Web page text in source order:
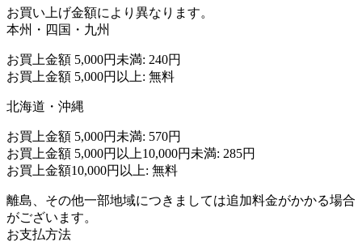
お買い上げ金額により異なります。
本州・四国・九州
お買上金額 5,000円未満: 240円
お買上金額 5,000円以上: 無料
北海道・沖縄
お買上金額 5,000円未満: 570円
お買上金額 5,000円以上10,000円未満: 285円
お買上金額10,000円以上: 無料
離島、その他一部地域につきましては追加料金がかかる場合
がございます。
お支払方法